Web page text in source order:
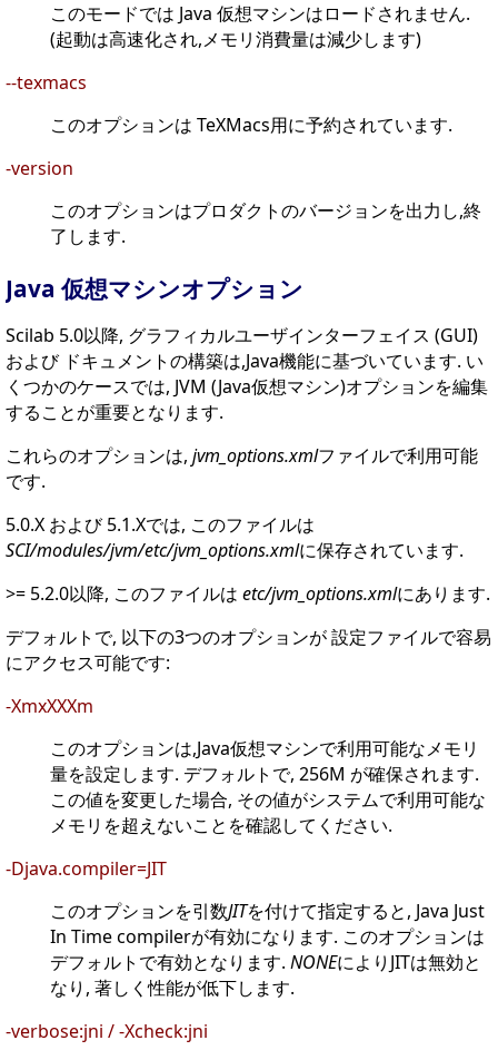
このモードでは Java 仮想マシンはロードされません.
(起動は高速化され,メモリ消費量は減少します)
--texmacs
このオプションは TeXMacs用に予約されています.
-version
このオプションはプロダクトのバージョンを出力し,終
了します.
Java 仮想マシンオプション
Scilab 5.0以降, グラフィカルユーザインターフェイス (GUI)
および ドキュメントの構築は,Java機能に基づいています. い
くつかのケースでは, JVM (Java仮想マシン)オプションを編集
することが重要となります.
これらのオプションは, jvm_options.xmlファイルで利用可能
です.
5.0.X および 5.1.Xでは, このファイルは
SCI/modules/jvm/etc/jvm_options.xmlに保存されています.
>= 5.2.0以降, このファイルは etc/jvm_options.xmlにあります.
デフォルトで, 以下の3つのオプションが 設定ファイルで容易
にアクセス可能です:
-XmxXXXm
このオプションは,Java仮想マシンで利用可能なメモリ
量を設定します. デフォルトで, 256M が確保されます.
この値を変更した場合, その値がシステムで利用可能な
メモリを超えないことを確認してください.
-Djava.compiler=JIT
このオプションを引数JITを付けて指定すると, Java Just
In Time compilerが有効になります. このオプションは
デフォルトで有効となります. NONEによりJITは無効と
なり, 著しく性能が低下します.
-verbose:jni / -Xcheck:jni